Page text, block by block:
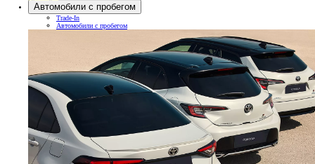
Автомобили с пробегом
Trade-In
Автомобили с пробегом